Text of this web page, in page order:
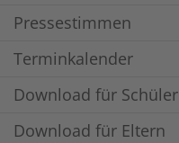
Pressestimmen
Terminkalender
Download für Schüler
Download für Eltern